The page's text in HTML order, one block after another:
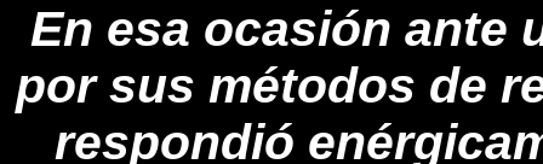
En esa ocasión ante
por sus métodos de
respondió